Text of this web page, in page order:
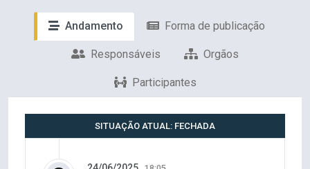
Andamento Forma de publicação
Responsáveis Orgãos
Participantes
SITUAÇÃO ATUAL: FECHADA